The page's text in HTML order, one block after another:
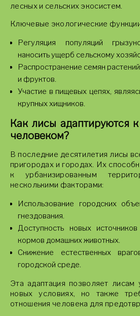
лесных и сельских экосистем.
Ключевые экологические
Регуляция популяций
наносить ущерб сельскому
Распространение семян
и фруктов.
Участие в пищевых цепях,
крупных хищников.
Как лисы адаптируются
человеком?
В последние десятилетия лисы
пригородах и городах. Их
к урбанизированным
несколькими факторами:
Использование городских
гнездования.
Доступность новых
кормов домашних животных.
Снижение естественных
городской среде.
Эта адаптация позволяет лисам
новых условиях, но также
отношения человека для